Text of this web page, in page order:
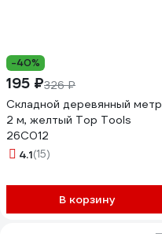
-40%
195 ₽326 ₽
Складной деревянный метр
2 м, желтый Top Tools
26C012
4.1(15)
В корзину